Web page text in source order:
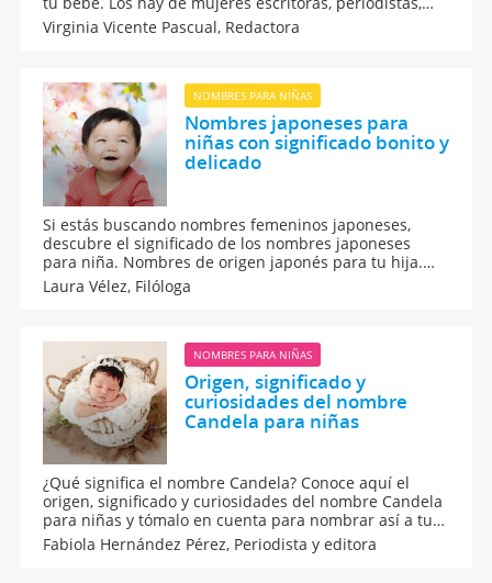
deportistas, pintoras... que lucharon por sus Derechos,
para que puedas elegir entre una gran variedad. ¿Qué
Virginia Vicente Pascual, Redactora
NOMBRES PARA NIÑAS
Nombres japoneses para
niñas con significado bonito y
delicado
Si estás buscando nombres femeninos japoneses,
descubre el significado de los nombres japoneses
para niña. Nombres de origen japonés para tu hija.
Nombres japoneses que te va a encantar para niñas.
Desde Guiainfantil te ofrecemos una lista con los
Laura Vélez, Filóloga
NOMBRES PARA NIÑAS
Origen, significado y
curiosidades del nombre
Candela para niñas
¿Qué significa el nombre Candela? Conoce aquí el
origen, significado y curiosidades del nombre Candela
para niñas y tómalo en cuenta para nombrar así a tu
pequeña recién nacida. Es un nombre muy bonito que
te gustará bastante. Está directamente relacionado
Fabiola Hernández Pérez, Periodista y editora